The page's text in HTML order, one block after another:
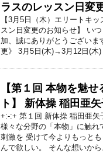
ラスのレッスン日変
【3月5日（木）エリートキ
スン日変更のお知らせ】 い
加、誠にありがとうございま
更》 3月5日(木)→3月12日(木)
【第１回 本物を魅
ト】 新体操 稲田亜
+:-:+ 第１回 新体操 稲田亜矢
様々な分野の「本物」に触れ
刺激を 受けて今よりもっと
んで欲しい。 そんな想いから